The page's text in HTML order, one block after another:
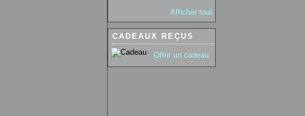
Afficher tout
CADEAUX REÇUS
Offrir un cadeau